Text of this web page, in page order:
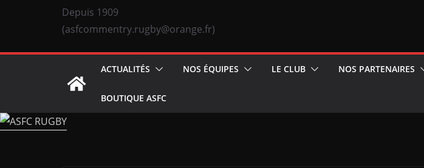
Depuis 1909
(asfcommentry.rugby@orange.fr)
ACTUALITÉS NOS ÉQUIPES LE CLUB NOS PARTENAIRES
BOUTIQUE ASFC